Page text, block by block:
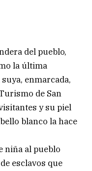
del pueblo,
la última
enmarcada,
de San
y su piel
blanco la hace
niña al pueblo
esclavos que